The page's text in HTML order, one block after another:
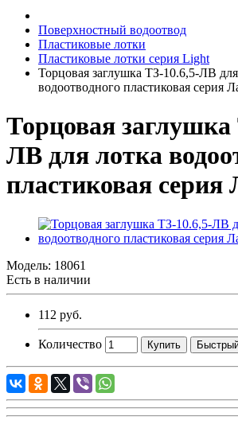
Поверхностный водоотвод
Пластиковые лотки
Пластиковые лотки серия Light
Торцовая заглушка ТЗ-10.6,5-ЛВ
водоотводного пластиковая серия
Торцовая заглушка
ЛВ для лотка
пластиковая серия
Модель: 18061
Есть в наличии
112 руб.
Количество Купить